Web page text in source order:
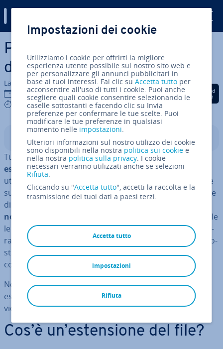
Vai al contenuto prin­ci­pa­le
Pa­no­ra­mi­ca delle esten­sio­ni
dei file
La redazione di IONOS
20 set 2021
6 mins
Condividi via Facebook
Condividi via Twitter
Condividi via
Indice
Tutti sanno chevengono createdi continuo
esten­sio­ni di file, sco­no­sciu­te alla maggior parte degli
utenti. Per le esten­sio­ni comuni come JPG o MP3 sapete
subito che si tratta ri­spet­ti­va­men­te di un file immagine e
di un file musicale. Tuttavia, oltre alle
nomi di file
co­no­sciu­te, esistono anche in­nu­me­re­vo­li file
le cui esten­sio­ni non sono sempre note all’utente. Na­tu­
ral­men­te, il fatto che nuove esten­sio­ni di file vengano co­
stan­te­men­te aggiunte a quelle esistenti non rende le
cose più facili.
Nel seguente articolo vi forniamo una pa­no­ra­mi­ca sulle
esten­sio­ni file più im­por­tan­ti per file di testo, immagini,
video e molti altri file digitali.
Cos’è un’esten­sio­ne del file?
Impostazioni dei cookie
Utilizziamo i cookie per offrirti la migliore
esperienza utente possibile sul nostro sito web e
per personalizzare gli annunci pubblicitari in
base ai tuoi interessi. Fai clic suAccetta tutto per
acconsentire all'uso di tutti i cookie. Puoi anche
scegliere quali cookie consentire selezionando le
caselle sottostanti e facendo clic su Invia
preferenze per confermare le tue scelte. Puoi
modificare le tue preferenze in qualsiasi
momento nelle impostazioni.
Ulteriori informazioni sul nostro utilizzo dei cookie
sono disponibili nella nostra politica sui cookie e
nella nostra politica sulla privacy. I cookie
necessari verranno utilizzati anche se selezioni
Rifiuta.
Cliccando su "Accetta tutto", accetti la raccolta e la
trasmissione dei tuoi dati a paesi terzi.
Accetta tutto
Rifiuta
impostazioni